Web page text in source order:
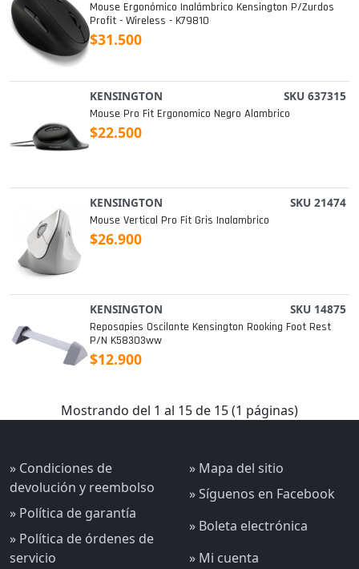
Mouse Ergonómico Inalámbrico Kensington P/zurdos
Profit - Wireless - K79810
$31.500
KENSINGTON SKU 637315
Mouse Pro Fit Ergonomico Negro Alambrico
$22.500
KENSINGTON SKU 21474
Mouse Vertical Pro Fit Gris Inalambrico
$26.900
KENSINGTON SKU 14875
Reposapies Oscilante Kensington Rooking Foot Rest
P/n K58303ww
$12.900
Mostrando del 1 al 15 de 15 (1 páginas)
» Condiciones de
devolución y reembolso
» Política de garantía
» Política de órdenes de
servicio
» Mapa del sitio
» Síguenos en Facebook
» Boleta electrónica
» Mi cuenta